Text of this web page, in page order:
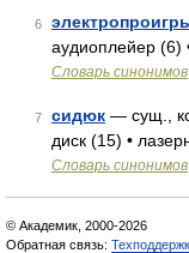
6
аудиоплейер (6)
Словарь синонимов
7 сидюк — сущ.,
диск (15) •
Словарь синонимов
© Академик, 2000-2026
Обратная связь: